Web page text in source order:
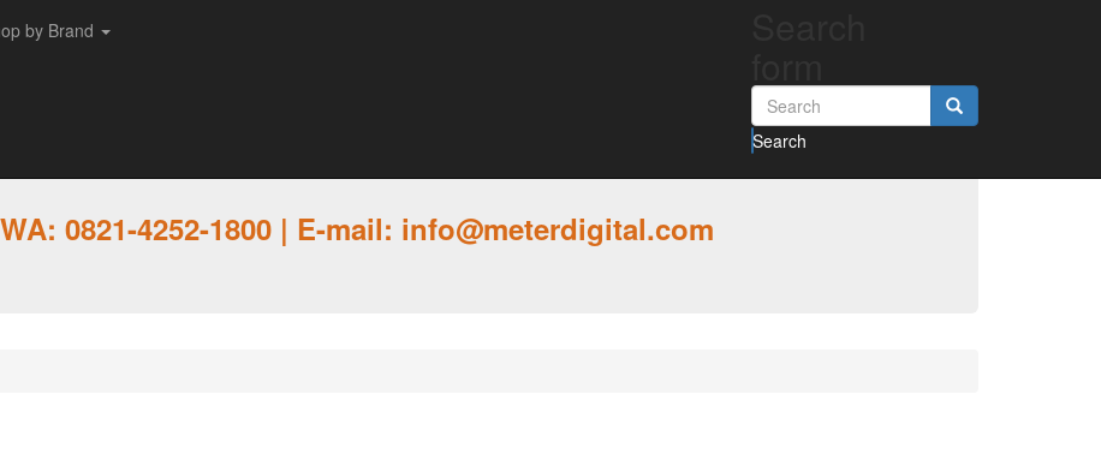
by Brand
Search
0821-4252-1800 | E-mail: info@meterdigital.com